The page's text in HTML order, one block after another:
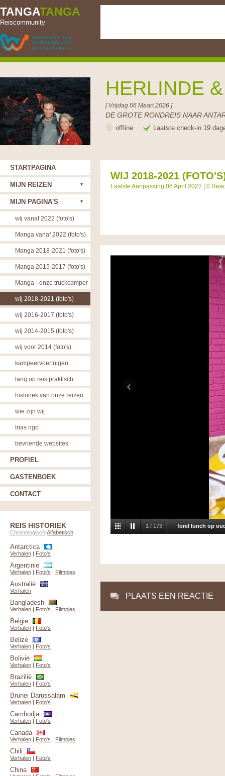
TANGATANGA
Reiscommunity
HERLINDE
[ Vrijdag 06 Maart 2026 ]
DE GROTE RONDREIS NAAR
offline Laatste check-in 19
WIJ 2018-2021
Laatste Aanpassing 06 April 2022 | 0
2 / 173 Marc in
PLAATS EEN REACTIE
STARTPAGINA
MIJN REIZEN
MIJN PAGINA'S
wij vanaf 2022 (foto's)
Manga vanaf 2022 (foto's)
Manga 2018-2021 (foto's)
Manga 2015-2017 (foto's)
Manga - onze truckcamper
wij 2018-2021 (foto's)
wij 2016-2017 (foto's)
wij 2014-2015 (foto's)
wij voor 2014 (foto's)
kampeervoertuigen
lang op reis praktisch
historiek van onze reizen
wie zijn wij
trias ngo
bevriende websites
PROFIEL
GASTENBOEK
CONTACT
REIS HISTORIEK
Chronologisch|Alfabetisch
Antarctica
Verhalen | Foto's
Argentinië
Verhalen | Foto's | Filmpjes
Australië
Verhalen
Bangladesh
Verhalen | Foto's | Filmpjes
België
Verhalen | Foto's
Belize
Verhalen | Foto's
Bolivië
Verhalen | Foto's
Brazilië
Verhalen | Foto's
Brunei Darussalam
Verhalen | Foto's
Cambodja
Verhalen | Foto's
Canada
Verhalen | Foto's | Filmpjes
Chili
Verhalen | Foto's
China